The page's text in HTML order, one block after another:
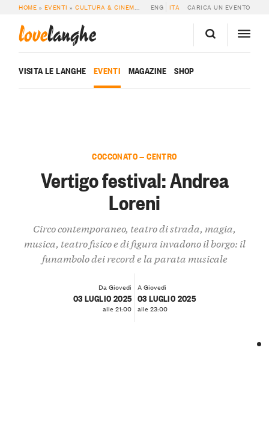
HOME » EVENTI »CULTURA & CINEMA » VERTIGO FESTIVAL: ANDREA LORENI
ENG ITA CARICA UN EVENTO
lovelanghe
VISITA LE LANGHE EVENTI MAGAZINE SHOP
COCCONATO — CENTRO
Vertigo festival: Andrea
Loreni
Circo contemporaneo, teatro di strada, magia,
musica, teatro fisico e di figura invadono il borgo: il
funambolo dei record e la parata musicale
Da Giovedì
03 LUGLIO 2025
alle 21:00
A Giovedì
03 LUGLIO 2025
alle 23:00